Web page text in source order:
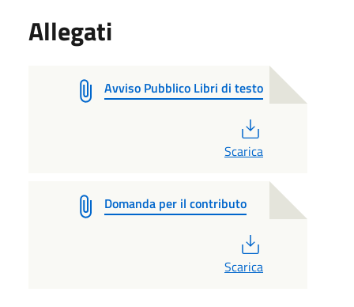
Allegati
Avviso Pubblico Libri di testo
Scarica
Domanda per il contributo
Scarica